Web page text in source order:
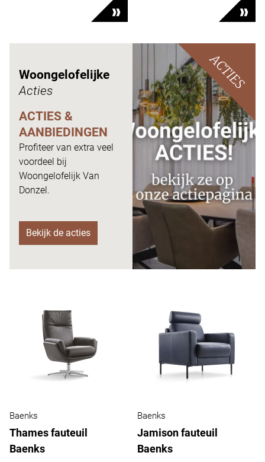
Woongelofelijke
Acties
ACTIES &
AANBIEDINGEN
Profiteer van extra veel
voordeel bij
Woongelofelijk Van
Donzel.
Bekijk de acties
ACTIES
Baenks
Thames fauteuil
Baenks
Baenks
Jamison fauteuil
Baenks